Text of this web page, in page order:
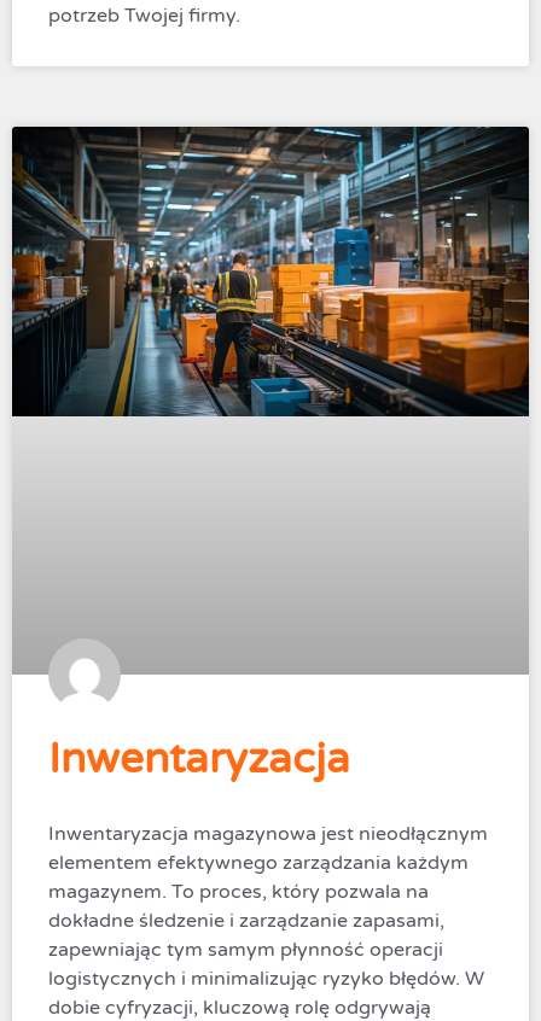
potrzeb Twojej firmy.
Inwentaryzacja
Inwentaryzacja magazynowa jest nieodłącznym
elementem efektywnego zarządzania każdym
magazynem. To proces, który pozwala na
dokładne śledzenie i zarządzanie zapasami,
zapewniając tym samym płynność operacji
logistycznych i minimalizując ryzyko błędów. W
dobie cyfryzacji, kluczową rolę odgrywają